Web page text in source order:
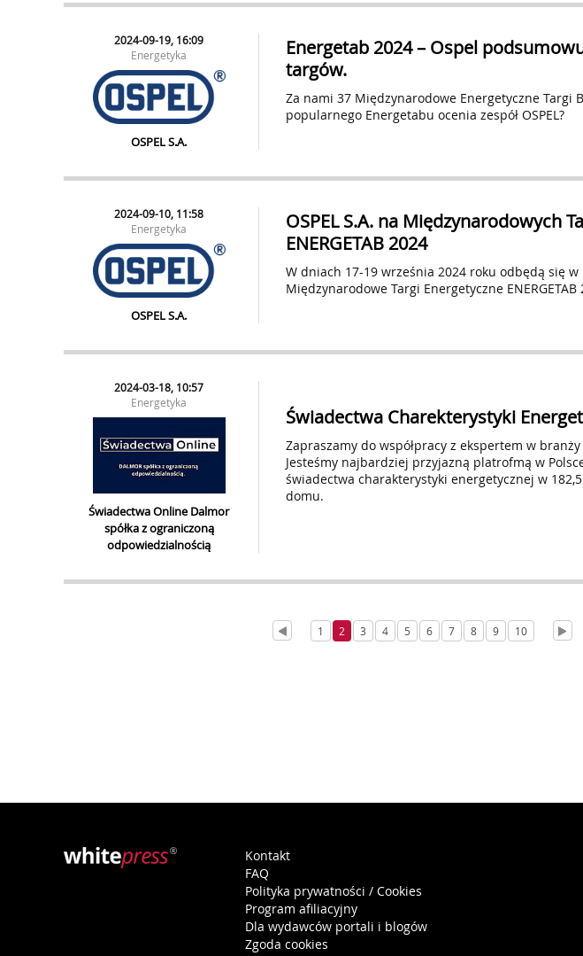
2024-09-19, 16:09
Energetyka
OSPEL S.A.
Energetab 2024 – Ospel
targów.
Za nami 37 Międzynarodowe Energetyczne Targi
popularnego Energetabu ocenia zespół OSPEL?
2024-09-10, 11:58
Energetyka
OSPEL S.A.
OSPEL S.A. na Międzynarodowych
ENERGETAB 2024
W dniach 17-19 września 2024 roku odbędą się w
Międzynarodowe Targi Energetyczne ENERGETAB
2024-03-18, 10:57
Energetyka
Świadectwa Online Dalmor
spółka z ograniczoną
odpowiedzialnością
Świadectwa Charekterystyki
Zapraszamy do współpracy z ekspertem w
Jesteśmy najbardziej przyjazną platrofmą w
świadectwa charakterystyki energetycznej w
domu.
1 2 3 4 5 6 7 8 9 10
Kontakt
FAQ
Polityka prywatności / Cookies
Program afiliacyjny
Dla wydawców portali i blogów
Zgoda cookies